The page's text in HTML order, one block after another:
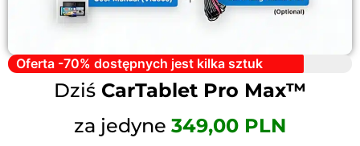
Oferta -70% dostępnych jest kilka sztuk
Dziś CarTablet Pro Max™
za jedyne 349,00 PLN